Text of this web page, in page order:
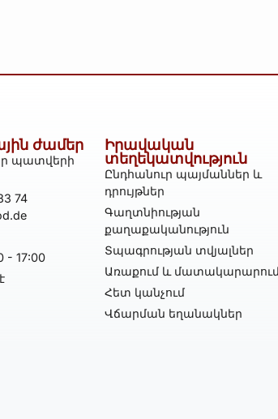
ժամեր
պատվերի
74
- 17:00
Իրավական
տեղեկատվություն
Ընդհանուր պայմաններ և
դրույթներ
Գաղտնիության
քաղաքականություն
Տպագրության տվյալներ
Առաքում և
Հետ կանչում
Վճարման եղանակներ